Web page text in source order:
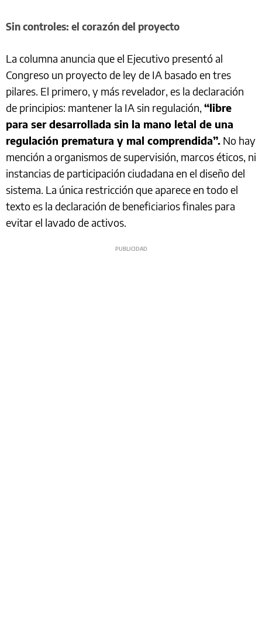
Sin controles: el corazón del proyecto
La columna anuncia que el Ejecutivo presentó al
Congreso un proyecto de ley de IA basado en tres
pilares. El primero, y más revelador, es la declaración
de principios: mantener la IA sin regulación, “libre
para ser desarrollada sin la mano letal de una
regulación prematura y mal comprendida”. No hay
mención a organismos de supervisión, marcos éticos, ni
instancias de participación ciudadana en el diseño del
sistema. La única restricción que aparece en todo el
texto es la declaración de beneficiarios finales para
evitar el lavado de activos.